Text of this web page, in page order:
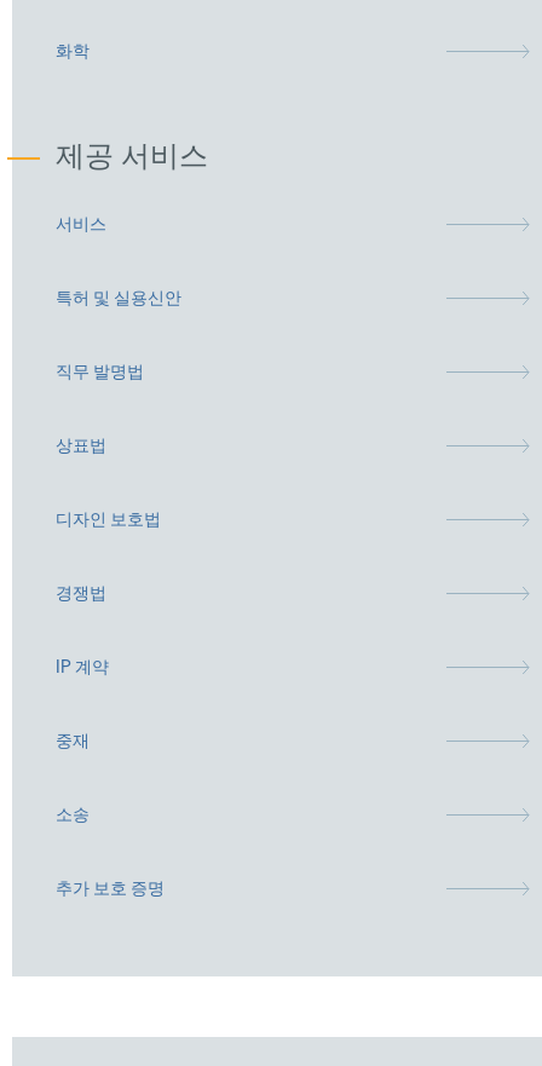
화학
제공 서비스
서비스
특허 및 실용신안
직무 발명법
상표법
디자인 보호법
경쟁법
IP 계약
중재
소송
추가 보호 증명